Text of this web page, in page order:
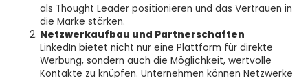
als Thought Leader positionieren und das Vertrauen in
die Marke stärken.
Netzwerkaufbau und Partnerschaften
LinkedIn bietet nicht nur eine Plattform für direkte
Werbung, sondern auch die Möglichkeit, wertvolle
Kontakte zu knüpfen. Unternehmen können Netzwerke